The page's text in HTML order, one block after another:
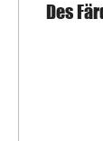
Des